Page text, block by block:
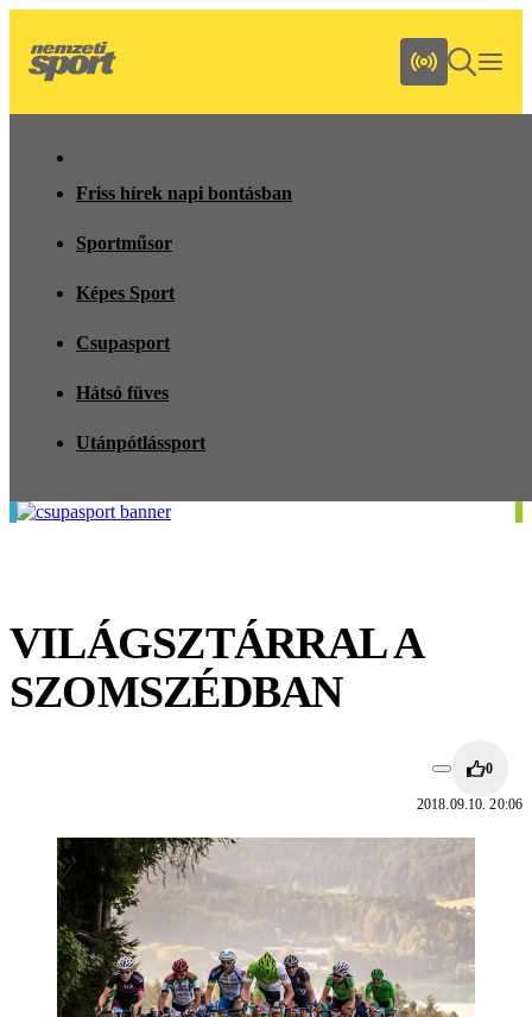
Friss hírek napi bontásban
Sportműsor
Képes Sport
Csupasport
Hátsó füves
Utánpótlássport
VILÁGSZTÁRRAL A
SZOMSZÉDBAN
0
2018.09.10. 20:06